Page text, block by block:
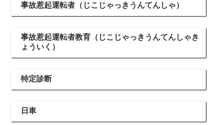
事故惹起運転者（じこじゃっきうんてんしゃ）
事故惹起運転者教育（じこじゃっきうんてんしゃき
ょういく）
特定診断
日車